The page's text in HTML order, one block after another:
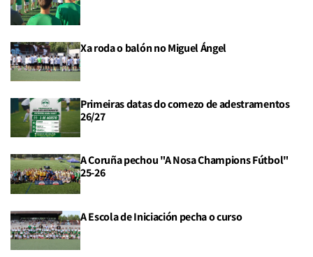
Xa roda o balón no Miguel Ángel
Primeiras datas do comezo de adestramentos
26/27
A Coruña pechou "A Nosa Champions Fútbol"
25-26
A Escola de Iniciación pecha o curso